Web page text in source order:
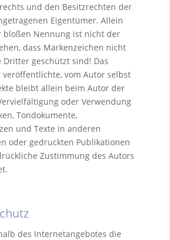
und den Besitzrechten der
Eigentümer. Allein
bloßen Nennung ist nicht der
dass Markenzeichen nicht
Dritter geschützt sind! Das
vom Autor selbst
bleibt allein beim Autor der
oder Verwendung
Tondokumente,
und Texte in anderen
oder gedruckten Publikationen
Zustimmung des Autors
des Internetangebotes die